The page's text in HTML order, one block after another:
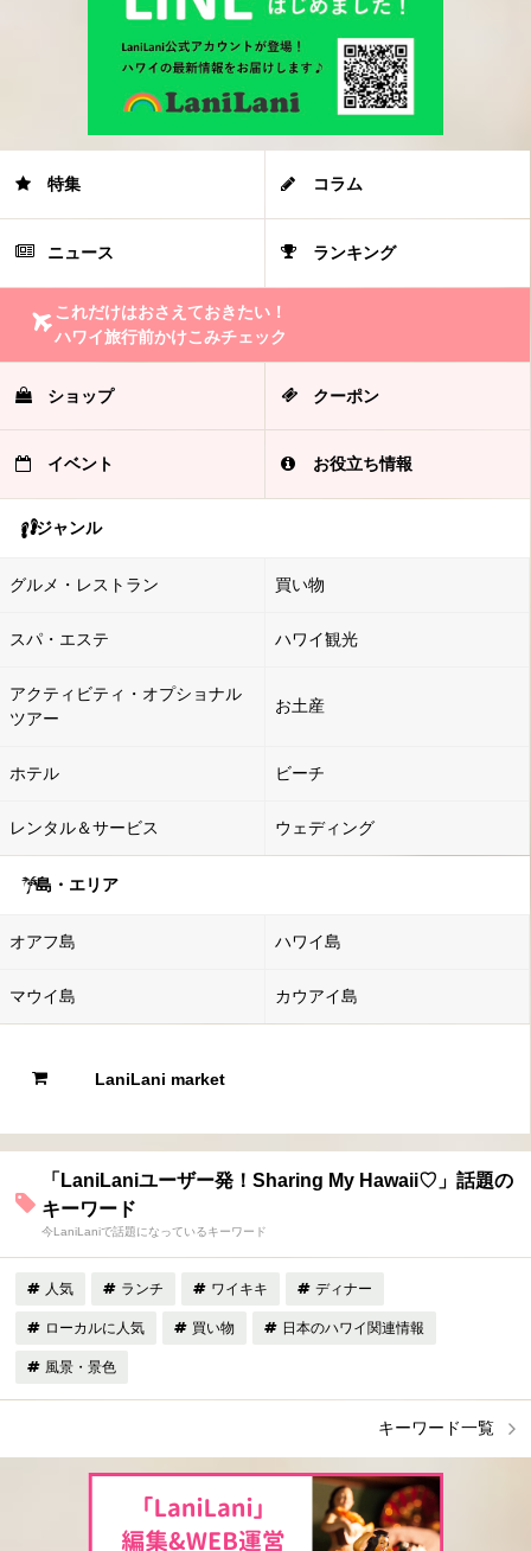
特集 コラム
ニュース ランキング
これだけはおさえておきたい！
ハワイ旅行前かけこみチェック
ショップ クーポン
イベント お役立ち情報
ジャンル
グルメ・レストラン 買い物
スパ・エステ ハワイ観光
アクティビティ・オプショナル
ツアー
お土産
ホテル ビーチ
レンタル＆サービス ウェディング
島・エリア
オアフ島 ハワイ島
マウイ島 カウアイ島
LaniLani market
「LaniLaniユーザー発！Sharing My Hawaii♡」話題の
キーワード
今LaniLaniで話題になっているキーワード
人気 ランチ ワイキキ ディナー
ローカルに人気 買い物 日本のハワイ関連情報
風景・景色
キーワード一覧